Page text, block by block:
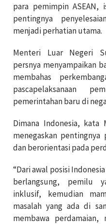
para pemimpin ASEAN,
pentingnya
menjadi perhatian utama.
Menteri Luar Negeri
persnya menyampaikan
membahas
pascapelaksanaan
pemerintahan baru di
Dimana Indonesia, kata
menegaskan
dan berorientasi pada
“Dari awal posisi
berlangsung, pemilu
inklusif, kemudian
masalah yang ada di
membawa